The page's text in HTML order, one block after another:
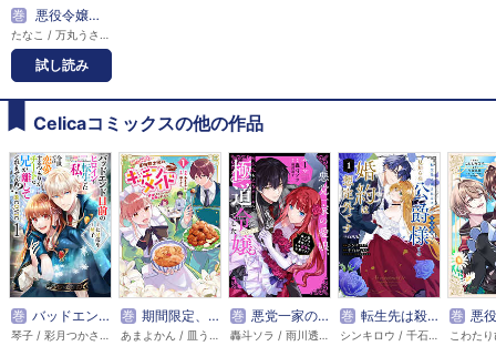
巻 悪役令嬢グロリア・フォン・コードウェルの断罪と復讐@COMIC
試し読み
Celicaコミックスの他の作品
巻 バッドエンド目前のヒロインに転生した私、今世では恋愛するつもりがチートな兄が離してくれません!?@COMIC 巻 期間限定、第四騎士団のキッチンメイド～結婚したくないので就職しました～@COMIC 巻 悪党一家の愛娘、転生先も乙女ゲームの極道令嬢でした。～最上級ランクの悪役さま、その溺愛は不要です！～@COMIC 巻 転生先は殺されるはずのモブ令嬢でした～見知らぬ公爵様との婚約は想定外です～@COMIC 巻 悪役の王女に転生したけど、